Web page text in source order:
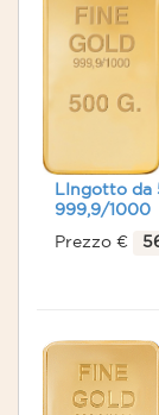
LIngotto da
999,9/1000
Prezzo €